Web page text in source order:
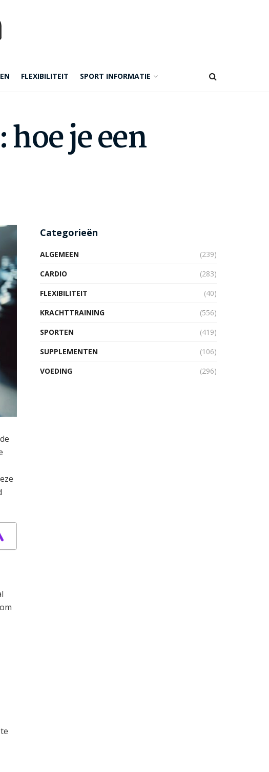
FLEXIBILITEIT SPORT INFORMATIE
je een
Categorieën
ALGEMEEN
(239)
CARDIO
(283)
FLEXIBILITEIT
(40)
KRACHTTRAINING
(556)
SPORTEN
(419)
SUPPLEMENTEN
(106)
VOEDING
(296)